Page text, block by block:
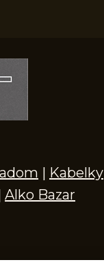
| Kabelky
Alko Bazar